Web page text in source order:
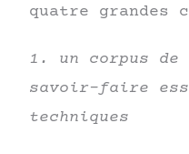
quatre grandes
1. un corpus
savoir-faire
techniques